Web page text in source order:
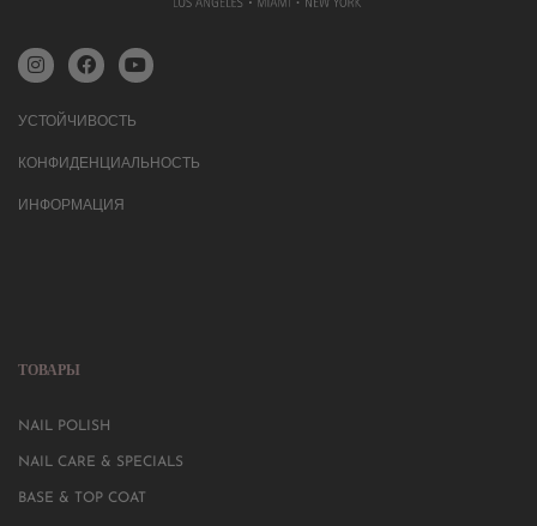
УСТОЙЧИВОСТЬ
КОНФИДЕНЦИАЛЬНОСТЬ
ИНФОРМАЦИЯ
ТОВАРЫ
NAIL POLISH
NAIL CARE & SPECIALS
BASE & TOP COAT